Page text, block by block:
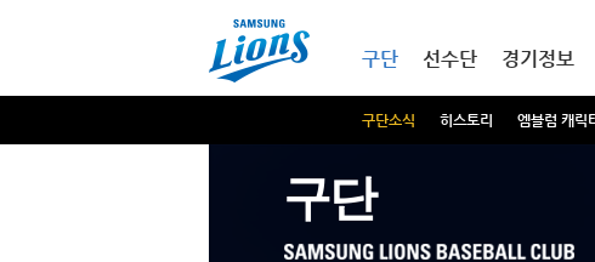
구단
구단소식 히스토리 엠블럼 캐릭
선수단 경기정보
구단